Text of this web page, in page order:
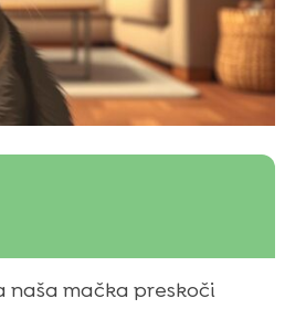
i zašto nastaje
naša mačka preskoči